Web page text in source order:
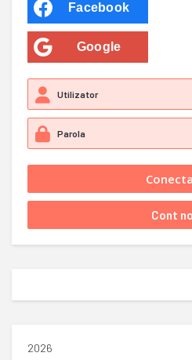
Facebook
Google
2026